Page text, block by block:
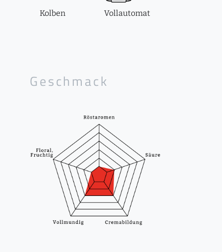
Kolben Vollautomat
Geschmack